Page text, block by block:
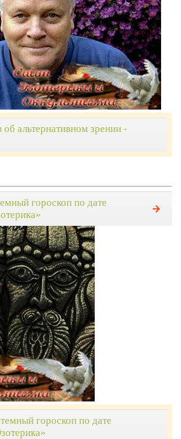
альтернативном зрении -
гороскоп по дате
гороскоп по дате